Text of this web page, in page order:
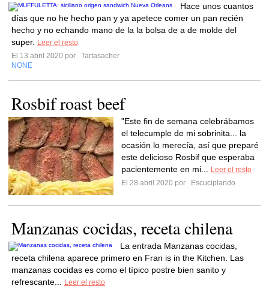
Hace unos cuantos
días que no he hecho pan y ya apetece comer un pan recién
hecho y no echando mano de la la bolsa de a de molde del
super.
Leer el resto
El 13 abril 2020 por
Tartasacher
NONE
Rosbif roast beef
"Este fin de semana celebrábamos
el telecumple de mi sobrinita... la
ocasión lo merecía, así que preparé
este delicioso Rosbif que esperaba
pacientemente en mi...
Leer el resto
El 28 abril 2020 por
Escuciplando
Manzanas cocidas, receta chilena
La entrada Manzanas cocidas,
receta chilena aparece primero en Fran is in the Kitchen. Las
manzanas cocidas es como el típico postre bien sanito y
refrescante...
Leer el resto